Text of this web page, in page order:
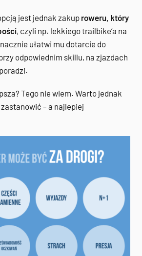
jest jednak zakup roweru, który
, czyli np. lekkiego trailbike’a na
ułatwi mu dotarcie do
odpowiednim skillu, na zjazdach
Tego nie wiem. Warto jednak
– a najlepiej